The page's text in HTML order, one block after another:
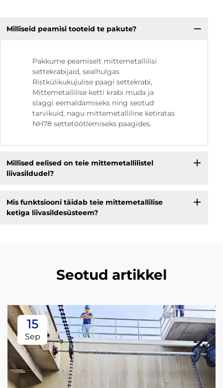
Milliseid peamisi tooteid te pakute?
Pakkume peamiselt mittemetallilisi
settekrabijaid, sealhulgas
Ristkülikukujulise paagi settekrabi,
Mittemetallilise ketti krabi muda ja
slaggi eemaldamiseks ning seotud
tarvikuid, nagu mittemetalliline ketiratas
NH78 settetöötlemiseks paagides.
Millised eelised on teie mittemetallilistel
liivasildudel?
Mis funktsiooni täidab teie mittemetallilise
ketiga liivasildesüsteem?
Seotud artikkel
15
Sep